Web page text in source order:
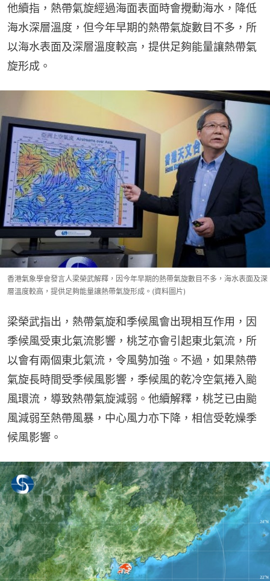
他續指，熱帶氣旋經過海面表面時會攪動海水，降低
海水深層溫度，但今年早期的熱帶氣旋數目不多，所
以海水表面及深層溫度較高，提供足夠能量讓熱帶氣
旋形成。
香港氣象學會發言人梁榮武解釋，因今年早期的熱帶氣旋數目不多，海水表面及深
層溫度較高，提供足夠能量讓熱帶氣旋形成。(資料圖片)
梁榮武指出，熱帶氣旋和季候風會出現相互作用，因
季候風受東北氣流影響，桃芝亦會引起東北氣流，所
以會有兩個東北氣流，令風勢加強。不過，如果熱帶
氣旋長時間受季候風影響，季候風的乾冷空氣捲入颱
風環流，導致熱帶氣旋減弱。他續解釋，桃芝已由颱
風減弱至熱帶風暴，中心風力亦下降，相信受乾燥季
候風影響。